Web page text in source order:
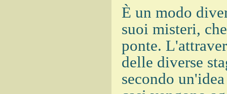
È un modo
suoi misteri,
ponte.
delle diverse
secondo